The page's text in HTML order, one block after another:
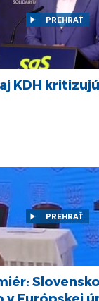
PREHRAŤ
KDH
PREHRAŤ
v Európskej